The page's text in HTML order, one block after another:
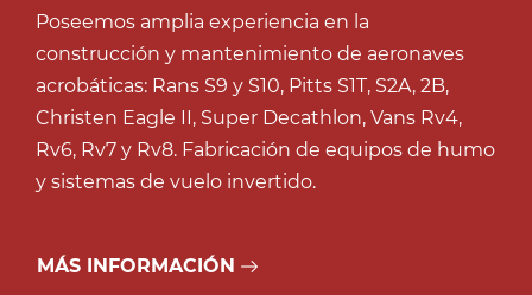
Poseemos amplia experiencia en la
construcción y mantenimiento de aeronaves
acrobáticas: Rans S9 y S10, Pitts S1T, S2A, 2B,
Christen Eagle II, Super Decathlon, Vans Rv4,
Rv6, Rv7 y Rv8. Fabricación de equipos de humo
y sistemas de vuelo invertido.
MÁS INFORMACIÓN